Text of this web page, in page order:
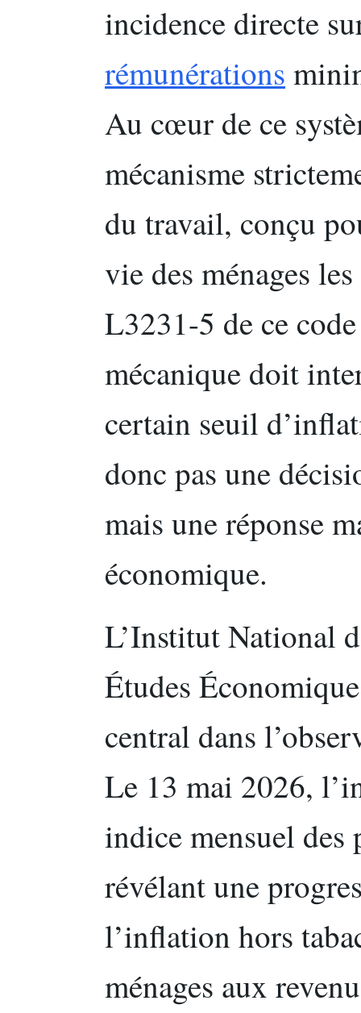
incidence directe
rémunérations
Au cœur de ce
mécanisme
du travail, conçu
vie des ménages
L3231-5 de ce
mécanique doit
certain seuil
donc pas une
mais une réponse
économique.
L’Institut National
Études
central dans
Le 13 mai 2026,
indice mensuel
révélant une
l’inflation hors
ménages aux